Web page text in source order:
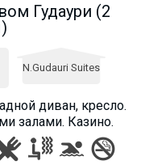
Гудаури (2
N.Gudauri Suites
диван, кресло.
залами. Казино.